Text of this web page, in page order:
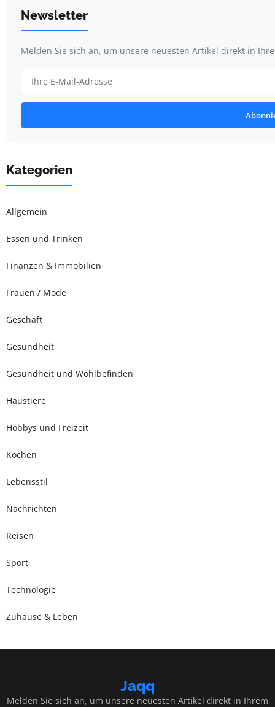
Newsletter
Melden Sie sich an, um unsere neuesten Artikel direkt in
Kategorien
Allgemein
Essen und Trinken
Finanzen & Immobilien
Frauen / Mode
Geschäft
Gesundheit
Gesundheit und Wohlbefinden
Haustiere
Hobbys und Freizeit
Kochen
Lebensstil
Nachrichten
Reisen
Sport
Technologie
Zuhause & Leben
Jaqq
Melden Sie sich an, um unsere neuesten Artikel direkt in Ihrem